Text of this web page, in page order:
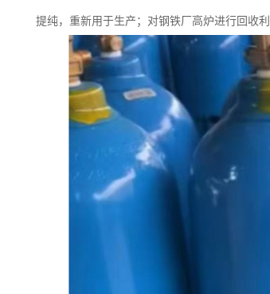
提纯，重新用于生产；对钢铁厂高炉进行回收